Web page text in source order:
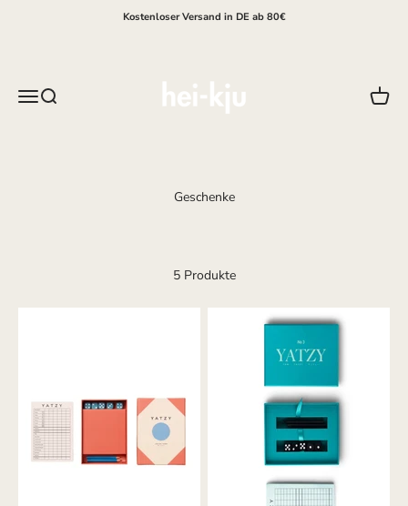
Kostenloser Versand in DE ab 80€
MenüSuche
5 Produkte